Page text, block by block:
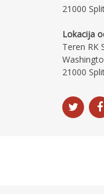
21000
Lokacija
Teren RK
21000